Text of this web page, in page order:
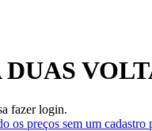
fazer login.
os preços sem um cadastro